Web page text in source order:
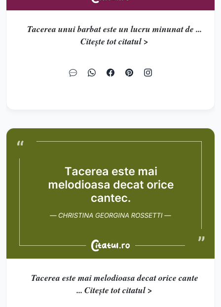
Tacerea unui barbat este un lucru minunat de ...
Citește tot citatul >
Tacerea este mai melodioasa decat orice cante
... Citește tot citatul >